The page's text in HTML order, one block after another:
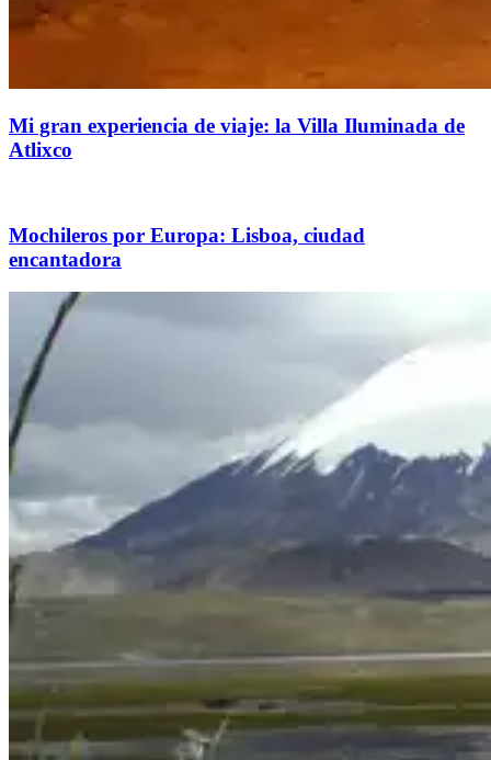
Mi gran experiencia de viaje: la Villa Iluminada de
Atlixco
Mochileros por Europa: Lisboa, ciudad
encantadora